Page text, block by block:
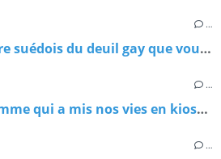
…
TORE : le chef-d'œuvre suédois du deuil gay que vous n'avez probablement pas encore regardé
…
Jean Le Bitoux : L'homme qui a mis nos vies en kiosque
…